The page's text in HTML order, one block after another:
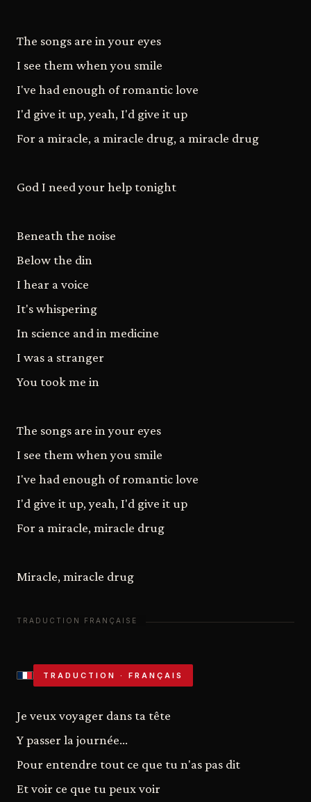
The songs are in your eyes
I see them when you smile
I've had enough of romantic love
I'd give it up, yeah, I'd give it up
For a miracle, a miracle drug, a miracle drug
God I need your help tonight
Beneath the noise
Below the din
I hear a voice
It's whispering
In science and in medicine
I was a stranger
You took me in
The songs are in your eyes
I see them when you smile
I've had enough of romantic love
I'd give it up, yeah, I'd give it up
For a miracle, miracle drug
Miracle, miracle drug
TRADUCTION · FRANÇAIS
Je veux voyager dans ta tête
Y passer la journée...
Pour entendre tout ce que tu n'as pas dit
Et voir ce que tu peux voir